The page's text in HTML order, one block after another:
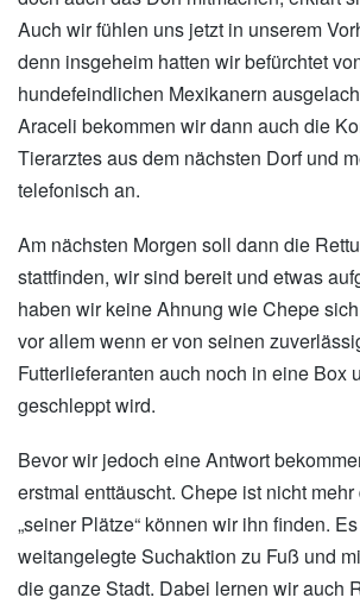
Auch wir fühlen uns jetzt in unserem
denn insgeheim hatten wir befürchtet
hundefeindlichen Mexikanern
Araceli bekommen wir dann auch die
Tierarztes aus dem nächsten Dorf und
telefonisch an.
Am nächsten Morgen soll dann die
stattfinden, wir sind bereit und etwas
haben wir keine Ahnung wie Chepe
vor allem wenn er von seinen
Futterlieferanten auch noch in eine Box
geschleppt wird.
Bevor wir jedoch eine Antwort
erstmal enttäuscht. Chepe ist nicht
„seiner Plätze“ können wir ihn finden.
weitangelegte Suchaktion zu Fuß und
die ganze Stadt. Dabei lernen wir auch